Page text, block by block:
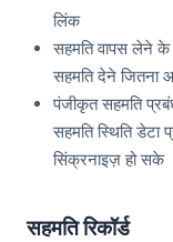
लिंक
सहमति वापस लेने के
सहमति देने जितना
पंजीकृत सहमति
सहमति स्थिति डेटा
सिंक्रनाइज़ हो सके
सहमति रिकॉर्ड